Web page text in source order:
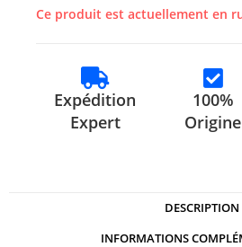
Ce produit est actuellement en
Expédition
Expert
100%
Origine
DESCRIPTION
INFORMATIONS